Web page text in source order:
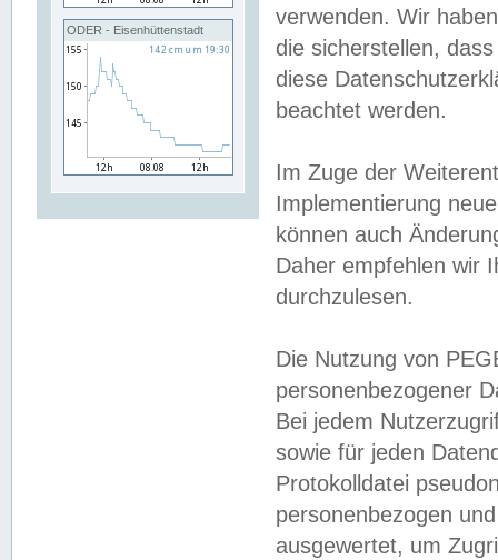
ODER - Eisenhüttenstadt
verwenden. Wir
die sicherstellen,
diese
beachtet werden.
Im Zuge der
Implementierung
können auch
Daher empfehlen wir
durchzulesen.
Die Nutzung von
personenbezogener
Bei jedem
sowie für jeden
Protokolldatei
personenbezogen
ausgewertet, um